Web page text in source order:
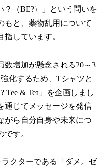
？（BE?）」という問いを
もと、薬物乱用について
しています。
増加が懸念される20～3
化するため、Tシャツと
Tee & Tea」を企画しまし
通じてメッセージを発信
がら自分自身や未来につ
す。
クターである「ダメ。ゼ